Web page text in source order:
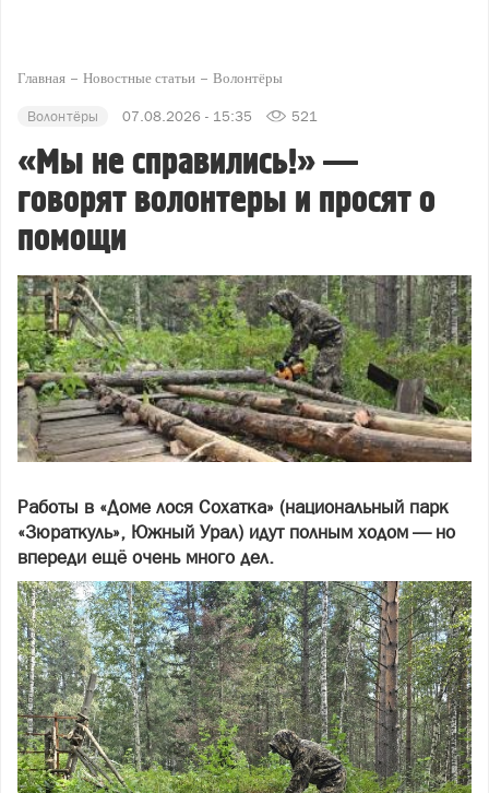
Главная Новостные статьи Волонтёры
Волонтёры 07.08.2026 - 15:35 521
«Мы не справились!» —
говорят волонтеры и просят о
помощи
Работы в «Доме лося Сохатка» (национальный парк
«Зюраткуль», Южный Урал) идут полным ходом — но
впереди ещё очень много дел.